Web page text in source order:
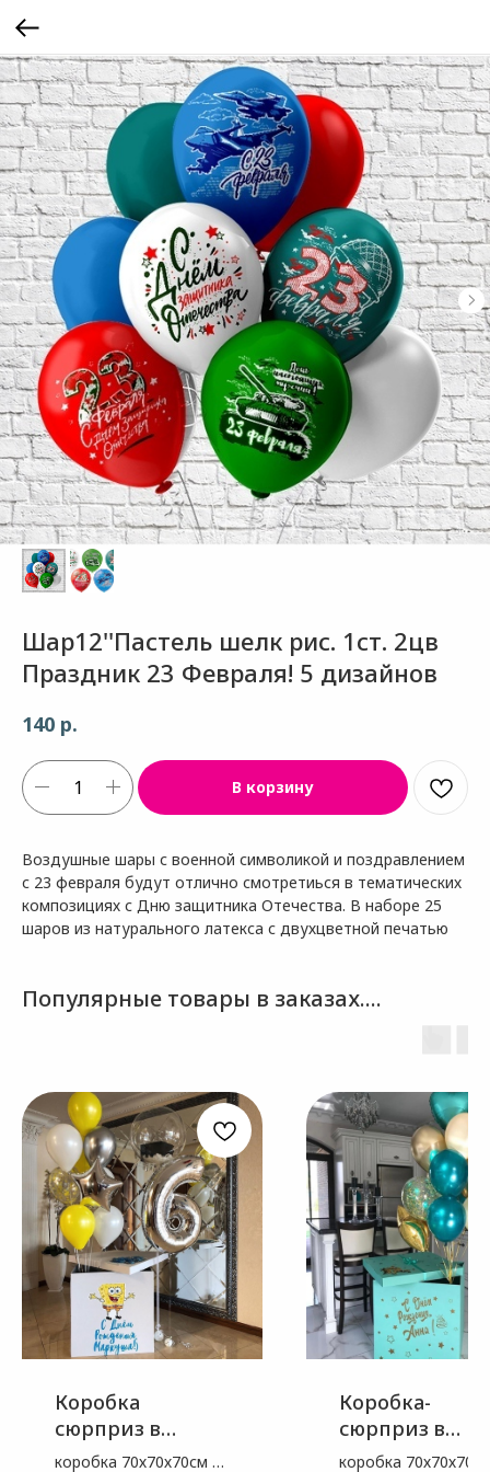
Шар12''Пастель шелк рис. 1ст. 2цв
Праздник 23 Февраля! 5 дизайнов
140 р.
В корзину
Воздушные шары с военной символикой и поздравлением
с 23 февраля будут отлично смотретиься в тематических
композициях с Дню защитника Отечества. В наборе 25
шаров из натурального латекса с двухцветной печатью
Популярные товары в заказах....
Коробка
сюрприз в
тематике
коробка 70х70х70см +
Коробка-
сюрприз в
насыщенных
коробка